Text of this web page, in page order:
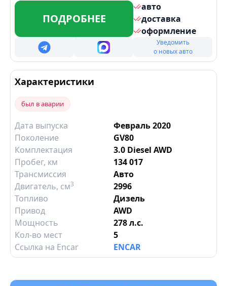
ПОДРОБНЕЕ
авто
доставка
оформление
Уведомить
о новых авто
Характеристики
был в аварии
Дата выпуска
Февраль 2020
Поколение
GV80
Комплектация
3.0 Diesel AWD
Пробег, км
134 017
Трансмиссия
Авто
Двигатель, см3
2996
Топливо
Дизель
Привод
AWD
Мощность
278 л.с.
Кол-во мест
5
Ссылка на Encar
ENCAR